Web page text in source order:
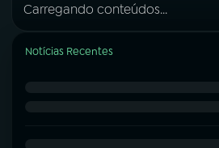
Carregando conteúdos...
Notícias Recentes